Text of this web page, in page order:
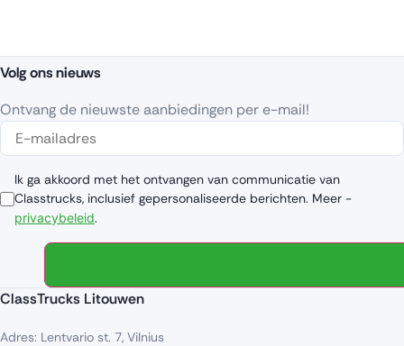
Volg ons nieuws
Ontvang de nieuwste aanbiedingen per e-mail!
Ik ga akkoord met het ontvangen van communicatie van
Classtrucks, inclusief gepersonaliseerde berichten. Meer -
privacybeleid.
ClassTrucks Litouwen
Adres: Lentvario st. 7, Vilnius